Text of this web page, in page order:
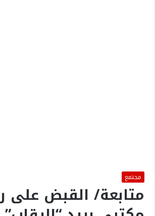
مجتمع
متابعة/ القبض على